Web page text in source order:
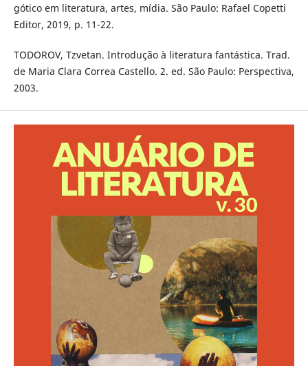
gótico em literatura, artes, mídia. São Paulo: Rafael Copetti
Editor, 2019, p. 11-22.
TODOROV, Tzvetan. Introdução à literatura fantástica. Trad.
de Maria Clara Correa Castello. 2. ed. São Paulo: Perspectiva,
2003.